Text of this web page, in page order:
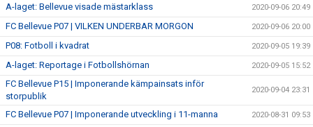
A-laget: Bellevue visade mästarklass 2020-09-06 20:49
FC Bellevue P07 | VILKEN UNDERBAR MORGON 2020-09-06 20:00
P08: Fotboll i kvadrat 2020-09-05 19:39
A-laget: Reportage i Fotbollshörnan 2020-09-05 15:52
FC Bellevue P15 | Imponerande kämpainsats inför
storpublik
2020-09-04 23:31
FC Bellevue P07 | Imponerande utveckling i 11-manna 2020-08-31 09:53